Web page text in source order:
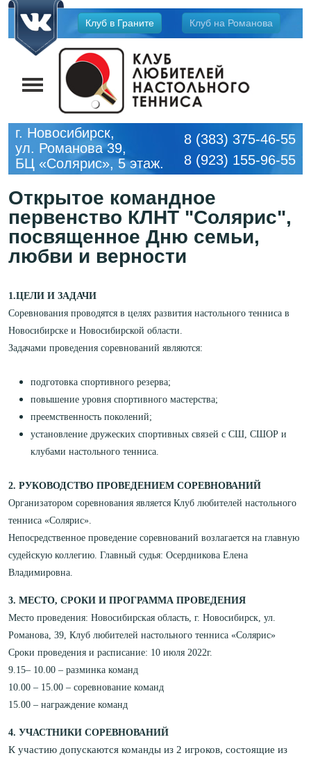
Jump
navigation
Клуб на Романова
Клуб в Граните
г. Новосибирск,
ул. Романова 39,
БЦ «Солярис», 5 этаж.
8 (383) 375-46-55
8 (923) 155-96-55
Открытое командное
первенство КЛНТ "Солярис",
посвященное Дню семьи,
любви и верности
1.ЦЕЛИ И ЗАДАЧИ
Соревнования проводятся в целях развития настольного тенниса в
Новосибирске и Новосибирской области.
Задачами проведения соревнований являются:
подготовка спортивного резерва;
повышение уровня спортивного мастерства;
преемственность поколений;
установление дружеских спортивных связей с СШ, СШОР и
клубами настольного тенниса.
2. РУКОВОДСТВО ПРОВЕДЕНИЕМ СОРЕВНОВАНИЙ
Организатором соревнования является Клуб любителей настольного
тенниса «Солярис».
Непосредственное проведение соревнований возлагается на главную
судейскую коллегию. Главный судья: Осердникова Елена
Владимировна.
3. МЕСТО, СРОКИ И ПРОГРАММА ПРОВЕДЕНИЯ
Место проведения: Новосибирская область, г. Новосибирск, ул.
Романова, 39, Клуб любителей настольного тенниса «Солярис»
Сроки проведения и расписание: 10 июля 2022г.
9.15– 10.00 – разминка команд
10.00 – 15.00 – соревнование команд
15.00 – награждение команд
4. УЧАСТНИКИ СОРЕВНОВАНИЙ
К участию допускаются команды из 2 игроков, состоящие из